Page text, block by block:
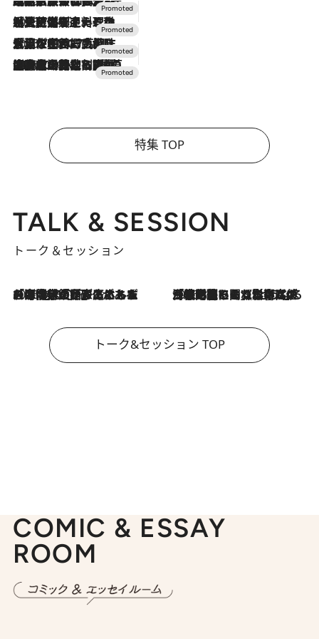
2026.7.24
【夏限定ディナーコース】旬を迎える稚鮎や花ズッキーニなどをイタリア・トスカーナの郷土料理の手法で満喫！
2026.7.17
「土佐和ハーブかき氷」がOMO7高知に登場！生姜、山椒、大葉など目にも舌にも涼を呼ぶ郷土の味
2026.7.10
NEW OPEN！【界 草津】名湯の地に誕生。趣の異なる2種の温泉と上州ならではの会席・蕎麦割烹など美食を味わう究極の癒やし旅
特集 TOP
TALK & SESSION
トーク＆セッション
2026.8.3
「今後値上げがあるとすれば…」「リスクがあるのは今年の冬」エネルギー専門家が語る、ホルムズ海峡封鎖が家庭にもたらす“ある心配” 2026.8.3
「住宅建てられない…」「サーチャージ料の高値が続いている」ホルムズ海峡封鎖による影響はいつまで続く？《エネルギー専門家に聞く“どうなる日本の暮らし”》
トーク&セッション TOP
COMIC & ESSAY
ROOM